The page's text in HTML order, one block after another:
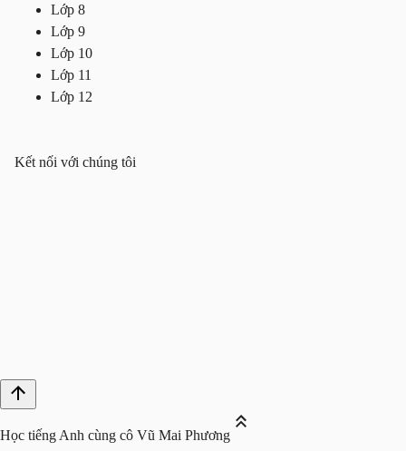
Lớp 8
Lớp 9
Lớp 10
Lớp 11
Lớp 12
Kết nối với chúng tôi
Học tiếng Anh cùng cô Vũ Mai Phương